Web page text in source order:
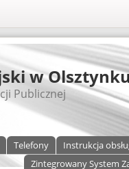
w
Publicznej
Telefony Instrukcja
Zintegrowany System